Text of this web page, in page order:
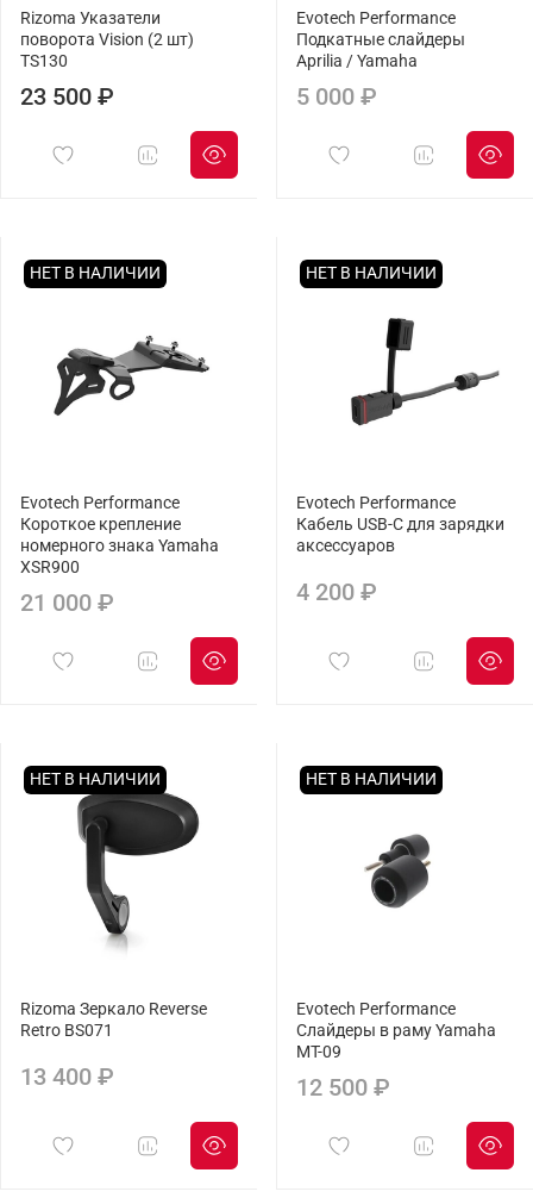
Rizoma Указатели
поворота Vision (2 шт)
TS130
23 500 ₽
Evotech Performance
Подкатные слайдеры
Aprilia / Yamaha
5 000 ₽
НЕТ В НАЛИЧИИ
Evotech Performance
Короткое крепление
номерного знака Yamaha
XSR900
21 000 ₽
НЕТ В НАЛИЧИИ
Evotech Performance
Кабель USB-C для зарядки
аксессуаров
4 200 ₽
НЕТ В НАЛИЧИИ
Rizoma Зеркало Reverse
Retro BS071
13 400 ₽
НЕТ В НАЛИЧИИ
Evotech Performance
Слайдеры в раму Yamaha
MT-09
12 500 ₽